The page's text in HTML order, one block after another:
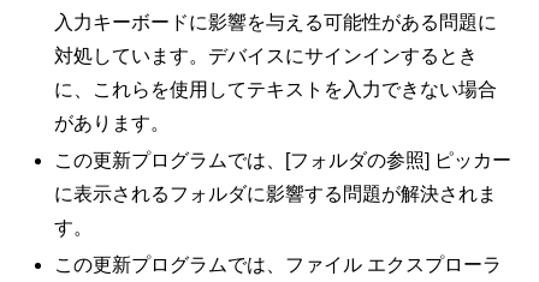
入力キーボードに影響を与える可能性がある問題に
対処しています。デバイスにサインインするとき
に、これらを使用してテキストを入力できない場合
があります。
この更新プログラムでは、[フォルダの参照] ピッカー
に表示されるフォルダに影響する問題が解決されま
す。
この更新プログラムでは、ファイル エクスプローラ